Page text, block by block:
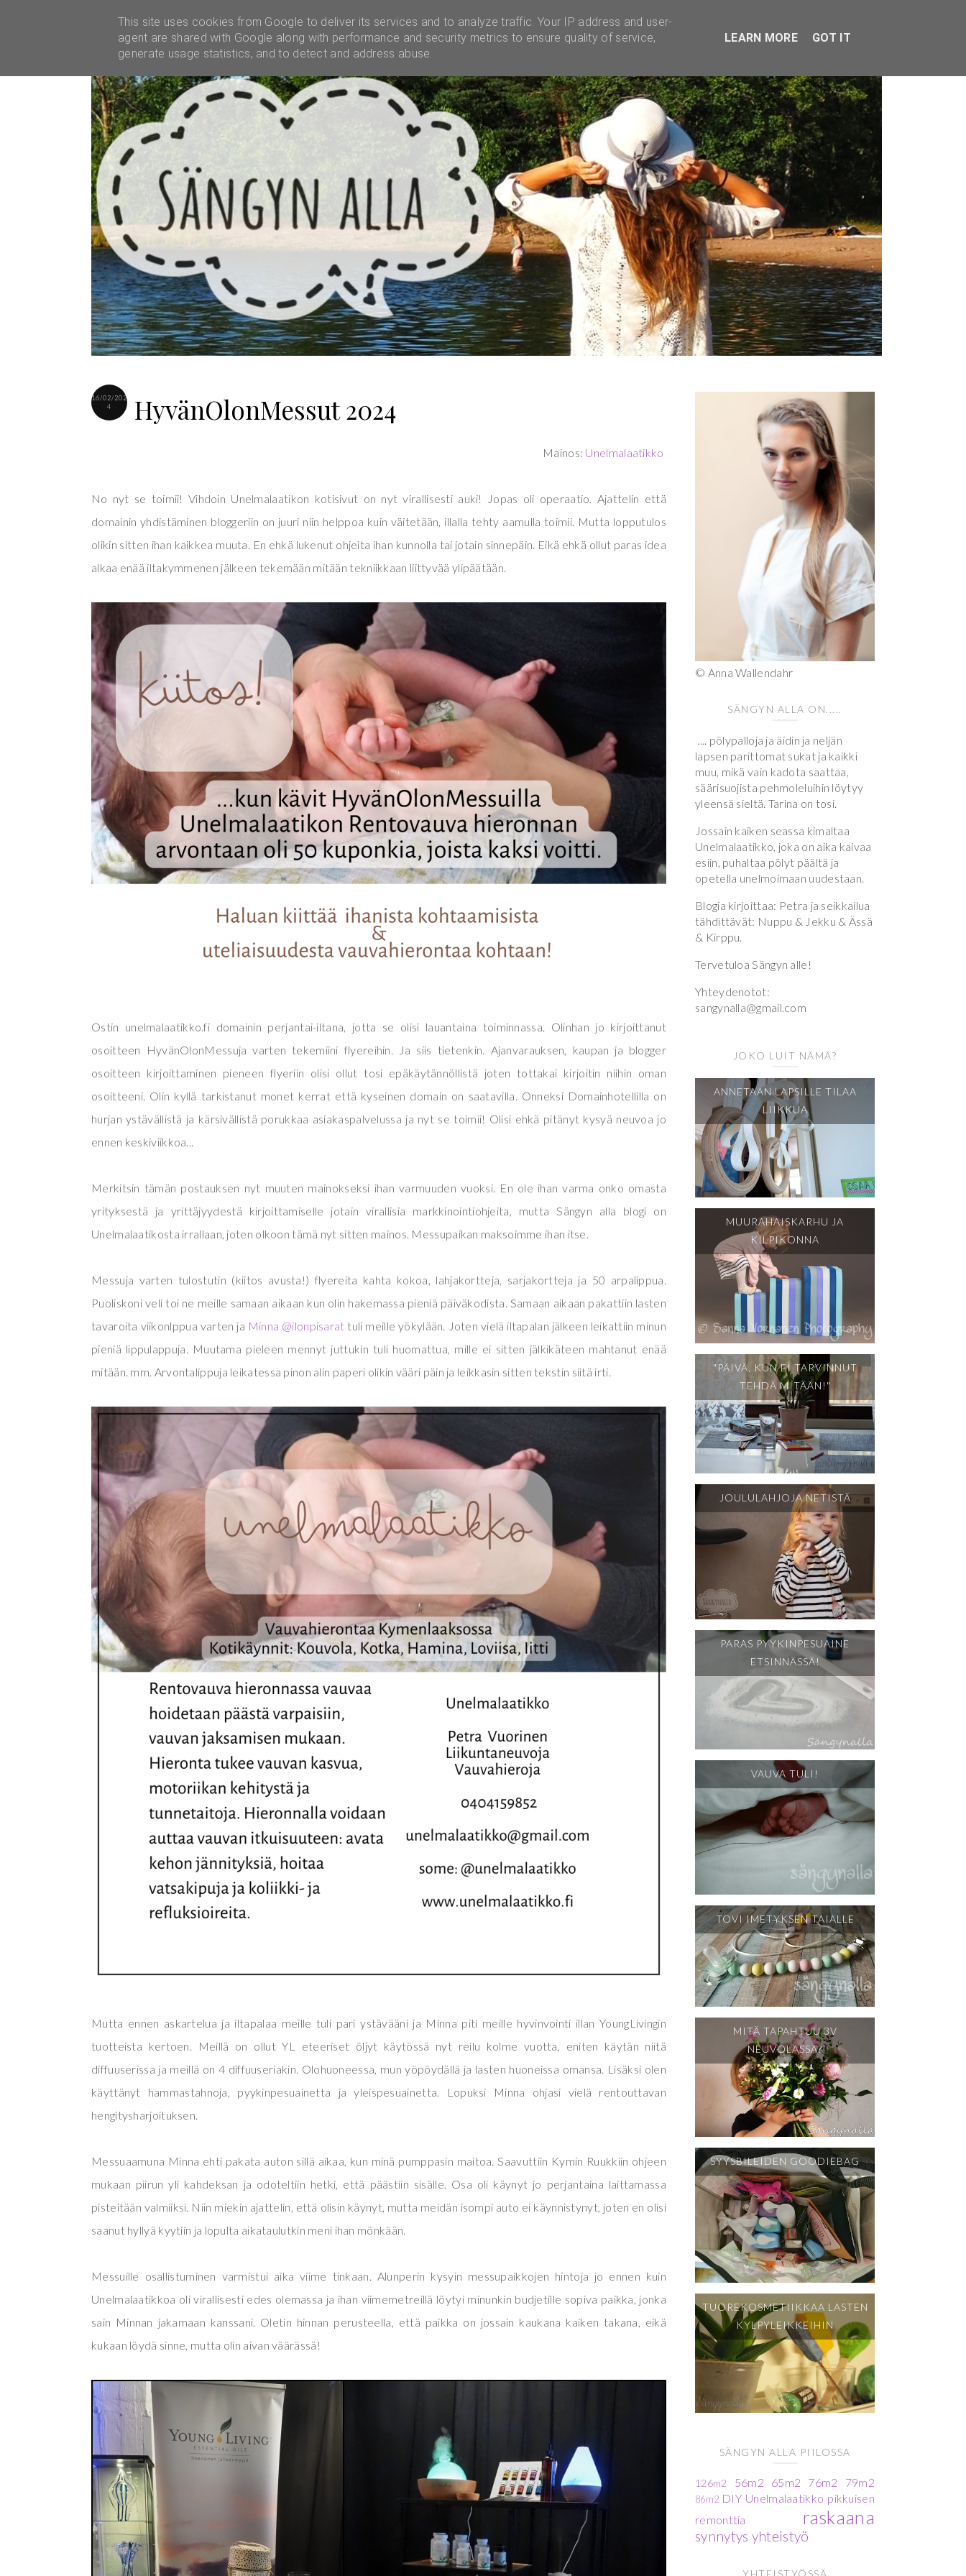
YHTEISTYÖT UNELMALAATIKKO
16/02/202
4
HyvänOlonMessut 2024
Mainos: Unelmalaatikko
No nyt se toimii! Vihdoin Unelmalaatikon kotisivut on nyt virallisesti auki! Jopas oli operaatio. Ajattelin että
domainin yhdistäminen bloggeriin on juuri niin helppoa kuin väitetään, illalla tehty aamulla toimii. Mutta lopputulos
olikin sitten ihan kaikkea muuta. En ehkä lukenut ohjeita ihan kunnolla tai jotain sinnepäin. Eikä ehkä ollut paras idea
alkaa enää iltakymmenen jälkeen tekemään mitään tekniikkaan liittyvää ylipäätään.
Ostin unelmalaatikko.fi domainin perjantai-iltana, jotta se olisi lauantaina toiminnassa. Olinhan jo kirjoittanut
osoitteen HyvänOlonMessuja varten tekemiini flyereihin. Ja siis tietenkin. Ajanvarauksen, kaupan ja blogger
osoitteen kirjoittaminen pieneen flyeriin olisi ollut tosi epäkäytännöllistä joten tottakai kirjoitin niihin oman
osoitteeni. Olin kyllä tarkistanut monet kerrat että kyseinen domain on saatavilla. Onneksi Domainhotellilla on
hurjan ystävällistä ja kärsivällistä porukkaa asiakaspalvelussa ja nyt se toimii! Olisi ehkä pitänyt kysyä neuvoa jo
ennen keskiviikkoa...
Merkitsin tämän postauksen nyt muuten mainokseksi ihan varmuuden vuoksi. En ole ihan varma onko omasta
yrityksestä ja yrittäjyydestä kirjoittamiselle jotain virallisia markkinointiohjeita, mutta Sängyn alla blogi on
Unelmalaatikosta irrallaan, joten olkoon tämä nyt sitten mainos. Messupaikan maksoimme ihan itse.
Messuja varten tulostutin (kiitos avusta!) flyereita kahta kokoa, lahjakortteja, sarjakortteja ja 50 arpalippua.
Puoliskoni veli toi ne meille samaan aikaan kun olin hakemassa pieniä päiväkodista. Samaan aikaan pakattiin lasten
tavaroita viikonlppua varten ja Minna @ilonpisarat tuli meille yökylään. Joten vielä iltapalan jälkeen leikattiin minun
pieniä lippulappuja. Muutama pieleen mennyt juttukin tuli huomattua, mille ei sitten jälkikäteen mahtanut enää
mitään. mm. Arvontalippuja leikatessa pinon alin paperi olikin vääri päin ja leikkasin sitten tekstin siitä irti.
Mutta ennen askartelua ja iltapalaa meille tuli pari ystävääni ja Minna piti meille hyvinvointi illan YoungLivingin
tuotteista kertoen. Meillä on ollut YL eteeriset öljyt käytössä nyt reilu kolme vuotta, eniten käytän niitä
diffuuserissa ja meillä on 4 diffuuseriakin. Olohuoneessa, mun yöpöydällä ja lasten huoneissa omansa. Lisäksi olen
käyttänyt hammastahnoja, pyykinpesuainetta ja yleispesuainetta. Lopuksi Minna ohjasi vielä rentouttavan
hengitysharjoituksen.
Messuaamuna Minna ehti pakata auton sillä aikaa, kun minä pumppasin maitoa. Saavuttiin Kymin Ruukkiin ohjeen
mukaan piirun yli kahdeksan ja odoteltiin hetki, että päästiin sisälle. Osa oli käynyt jo perjantaina laittamassa
pisteitään valmiiksi. Niin miekin ajattelin, että olisin käynyt, mutta meidän isompi auto ei käynnistynyt, joten en olisi
saanut hyllyä kyytiin ja lopulta aikataulutkin meni ihan mönkään.
Messuille osallistuminen varmistui aika viime tinkaan. Alunperin kysyin messupaikkojen hintoja jo ennen kuin
Unelmalaatikkoa oli virallisesti edes olemassa ja ihan viimemetreillä löytyi minunkin budjetille sopiva paikka, jonka
sain Minnan jakamaan kanssani. Oletin hinnan perusteella, että paikka on jossain kaukana kaiken takana, eikä
kukaan löydä sinne, mutta olin aivan väärässä!
© Anna Wallendahr
SÄNGYN ALLA ON.....
.... pölypalloja ja äidin ja neljän
lapsen parittomat sukat ja kaikki
muu, mikä vain kadota saattaa,
säärisuojista pehmoleluihin löytyy
yleensä sieltä. Tarina on tosi.
Jossain kaiken seassa kimaltaa
Unelmalaatikko, joka on aika kaivaa
esiin, puhaltaa pölyt päältä ja
opetella unelmoimaan uudestaan.
Blogia kirjoittaa: Petra ja seikkailua
tähdittävät: Nuppu & Jekku & Ässä
& Kirppu.
Tervetuloa Sängyn alle!
Yhteydenotot:
sangynalla@gmail.com
JOKO LUIT NÄMÄ?
ANNETAAN LAPSILLE TILAA
LIIKKUA
MUURAHAISKARHU JA
KILPIKONNA
"PÄIVÄ, KUN EI TARVINNUT
TEHDÄ MITÄÄN!"
JOULULAHJOJA NETISTÄ
PARAS PYYKINPESUAINE
ETSINNÄSSÄ!
VAUVA TULI!
TOVI IMETYKSEN TAIALLE
MITÄ TAPAHTUU 3V
NEUVOLASSA?
SYYSBILEIDEN GOODIEBAG
TUOREKOSMETIIKKAA LASTEN
KYLPYLEIKKEIHIN
SÄNGYN ALLA PIILOSSA
126m2 56m2 65m2 76m2 79m2
86m2 DIY Unelmalaatikko pikkuisen
remonttia
raskaana
synnytys yhteistyö
This site uses cookies from Google to deliver its services and to analyze traffic. Your IP address and user-
agent are shared with Google along with performance and security metrics to ensure quality of service,
generate usage statistics, and to detect and address abuse.
LEARN MORE GOT IT